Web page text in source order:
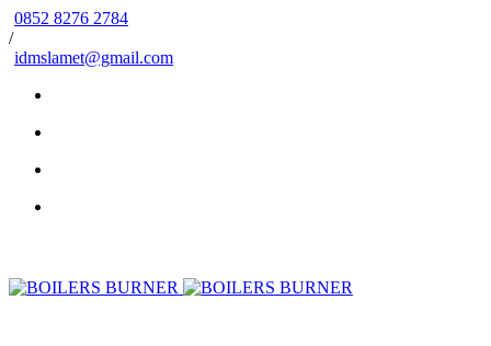
0852 8276 2784
/
idmslamet@gmail.com